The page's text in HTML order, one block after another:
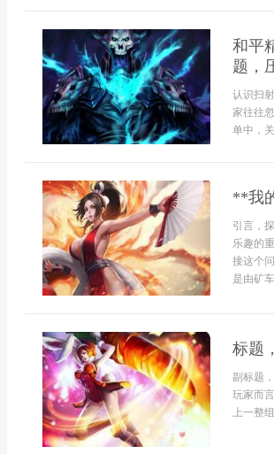
和平
题，
认识扫
家往往
单中，
**我
引言，
乐趣的
接这个
是由矿
标题
副标题
玩家而
上一整